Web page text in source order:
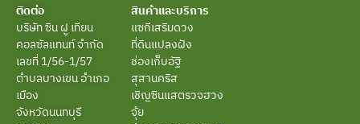
ติดต่อ
บริษัท ซิน ฝู เทียน
คอลซัลแทนท์ จำกัด
เลขที่ 1/56-1/57
ตำบลบางเขน อำเภอ
เมือง
จังหวัดนนทบุรี
สินค้าและบริการ
แซกีเสริมดวง
ที่ดินแปลงฝัง
ช่องเก็บอัฐิ
สุสานคริส
เชิญซินแสตรวจฮวง
จุ้ย